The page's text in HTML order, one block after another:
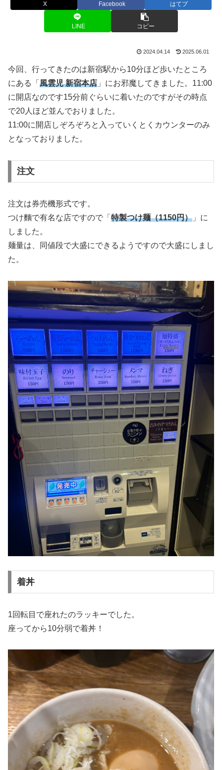
X Facebook はてブ
LINE コピー
2024.04.14 2025.06.01
今回、行ってきたのは新宿駅から10分ほど歩いたところ
にある「 風雲児 新宿本店 」にお邪魔してきました。11:00
に開店なのです15分前ぐらいに着いたのですがその時点
で20人ほど並んでおりました。
11:00に開店しぞろぞろと入っていくとくカウンターのみ
となっておりました。
注文
注文は券売機形式です。
つけ麵で有名な店ですので「 特製つけ麺（1150円） 」に
しました。
麺量は、同値段で大盛にできるようですので大盛にしまし
た。
着丼
1回転目で座れたのラッキーでした。
座ってから10分弱で着丼！